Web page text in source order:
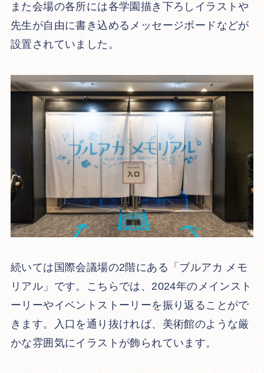
また会場の各所には各学園描き下ろしイラストや
先生が自由に書き込めるメッセージボードなどが
設置されていました。
続いては国際会議場の2階にある「ブルアカ メモ
リアル」です。こちらでは、2024年のメインスト
ーリーやイベントストーリーを振り返ることがで
きます。入口を通り抜ければ、美術館のような厳
かな雰囲気にイラストが飾られています。